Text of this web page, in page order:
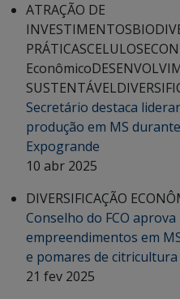
ATRAÇÃO DE
INVESTIMENTOS
PRÁTICASCELULOSE
Econômico
SUSTENTÁVEL
Secretário destaca
produção em MS
Expogrande
10 abr 2025
DIVERSIFICAÇÃO
Conselho do FCO
empreendimentos em
e pomares de citricultura
21 fev 2025